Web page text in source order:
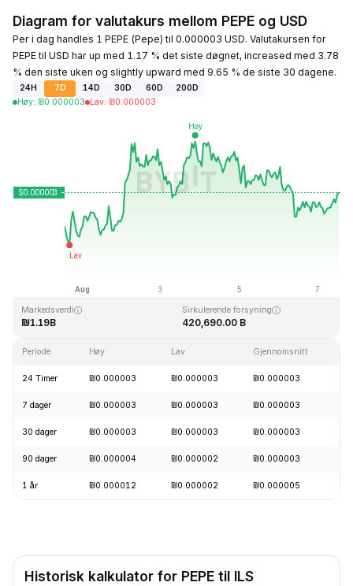
Diagram for valutakurs mellom PEPE og USD
Per i dag handles 1 PEPE (Pepe) til 0.000003 USD. Valutakursen for
PEPE til USD har up med 1.17 % det siste døgnet, increased med 3.78
% den siste uken og slightly upward med 9.65 % de siste 30 dagene.
24H 7D 14D 30D 60D
200D
Høy: ₪0.000003 Lav: ₪0.000003
Sist oppdatert: 2026-08-07, 12:44 GMT+0
₪0.000028
Markedsverdi
₪1.19B
Sirkulerende forsyning
420,690.00 B
Periode Høy Lav Gjennomsnitt
24 Timer ₪0.000003 ₪0.000003 ₪0.000003
7 dager ₪0.000003 ₪0.000003 ₪0.000003
30 dager ₪0.000003 ₪0.000003 ₪0.000003
90 dager ₪0.000004 ₪0.000002 ₪0.000003
1 år ₪0.000012 ₪0.000002 ₪0.000005
Historisk kalkulator for PEPE til ILS